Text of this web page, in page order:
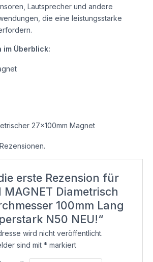
Lautsprecher und andere
die eine leistungsstarke
im Überblick:
27x100mm Magnet
erste Rezension für
MAGNET Diametrisch
100mm Lang
N50 NEU!“
wird nicht veröffentlicht.
sind mit* markiert